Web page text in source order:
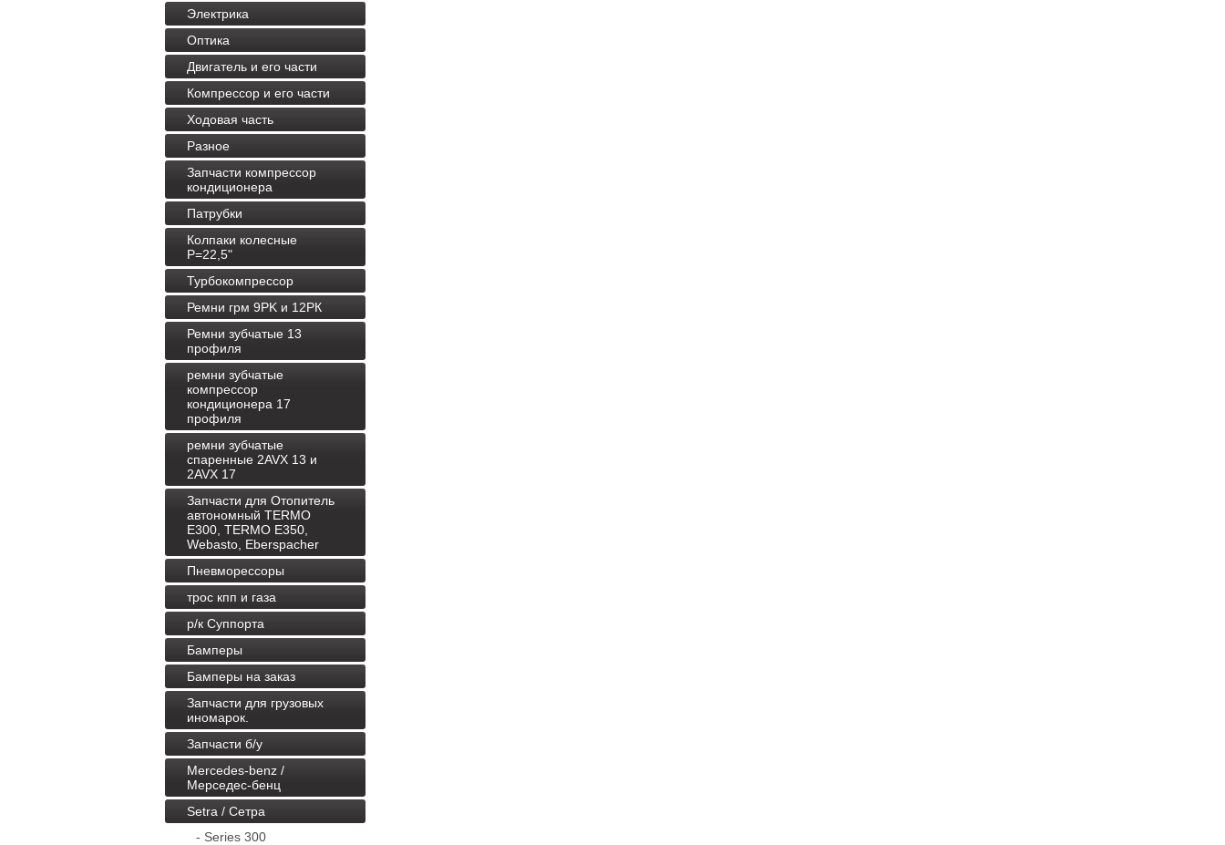
Электрика
Оптика
Двигатель и его части
Компрессор и его части
Ходовая часть
Разное
Запчасти компрессор
кондиционера
Патрубки
Колпаки колесные
P=22,5"
Турбокомпрессор
Ремни грм 9PK и 12РК
Ремни зубчатые 13
профиля
ремни зубчатые
компрессор
кондиционера 17
профиля
ремни зубчатые
спаренные 2AVX 13 и
2AVX 17
Запчасти для Отопитель
автономный TERMO
E300, TERMO E350,
Webasto, Eberspacher
Пневморессоры
трос кпп и газа
р/к Суппорта
Бамперы
Бамперы на заказ
Запчасти для грузовых
иномарок.
Запчасти б/у
Mercedes-benz /
Мерседес-бенц
Setra / Сетра
- Series 300